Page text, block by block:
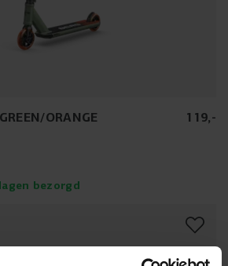
ORANGE 119,-
bezorgd